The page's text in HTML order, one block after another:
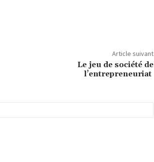
Article suivant
Le jeu de société de
l’entrepreneuriat